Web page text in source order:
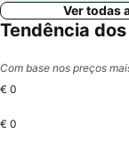
Ver todas
Tendência
Com base nos preços
€ 0
€ 0